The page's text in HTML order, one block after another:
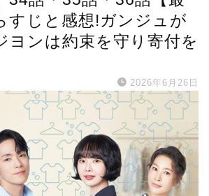
すじと感想!ガンジュが
ヨンは約束を守り寄付を
2026年6月26日